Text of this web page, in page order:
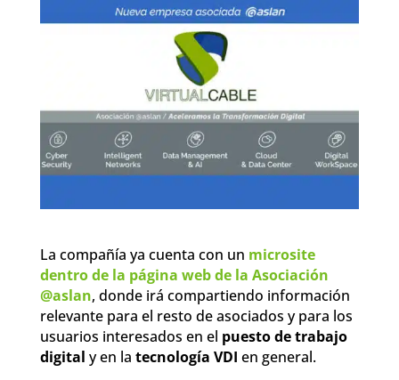
La compañía ya cuenta con un microsite
dentro de la página web de la Asociación
@aslan, donde irá compartiendo información
relevante para el resto de asociados y para los
usuarios interesados en el puesto de trabajo
digital y en la tecnología VDI en general.